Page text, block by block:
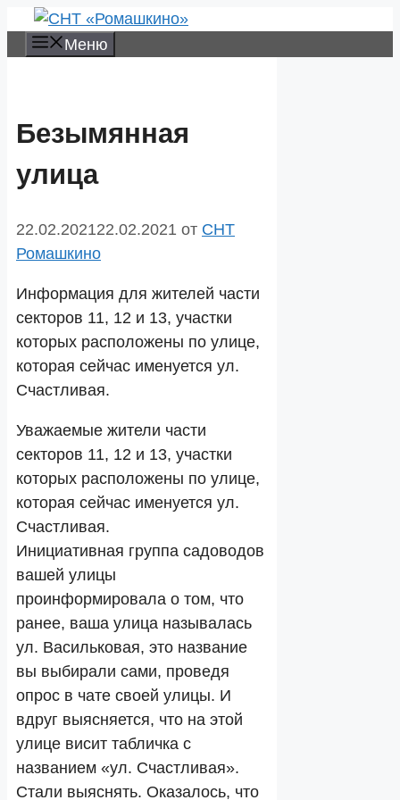
Перейти
Меню
Безымянная
улица
22.02.202122.02.2021 от СНТ
Ромашкино
Информация для жителей части
секторов 11, 12 и 13, участки
которых расположены по улице,
которая сейчас именуется ул.
Счастливая.
Уважаемые жители части
секторов 11, 12 и 13, участки
которых расположены по улице,
которая сейчас именуется ул.
Счастливая.
Инициативная группа садоводов
вашей улицы
проинформировала о том, что
ранее, ваша улица называлась
ул. Васильковая, это название
вы выбирали сами, проведя
опрос в чате своей улицы. И
вдруг выясняется, что на этой
улице висит табличка с
названием «ул. Счастливая».
Стали выяснять. Оказалось, что